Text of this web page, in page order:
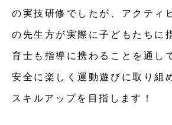
の実技研修でしたが、アクティ
の先生方が実際に子どもたちに
育士も指導に携わることを通し
安全に楽しく運動遊びに取り組
スキルアップを目指します！